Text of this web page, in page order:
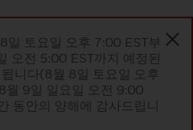
일 토요일 오후 7:00 EST부
오전 5:00 EST까지 예정된
니다(8월 8일 토요일 오후
월 9일 일요일 오전 9:00
동안의 양해에 감사드립니